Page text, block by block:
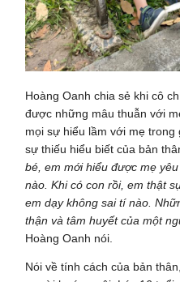
Hoàng Oanh chia sẻ khi cô
được những mâu thuẫn với
mọi sự hiểu lầm với mẹ
sự thiếu hiểu biết của bản
bé, em mới hiểu được mẹ
nào. Khi có con rồi, em thật
em dạy không sai tí nào.
thận và tâm huyết của một
Hoàng Oanh nói.
Nói về tính cách của bản